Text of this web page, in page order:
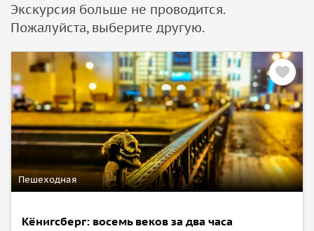
Экскурсия больше не проводится.
Пожалуйста, выберите другую.
Пешеходная
Кёнигсберг: восемь веков за два часа